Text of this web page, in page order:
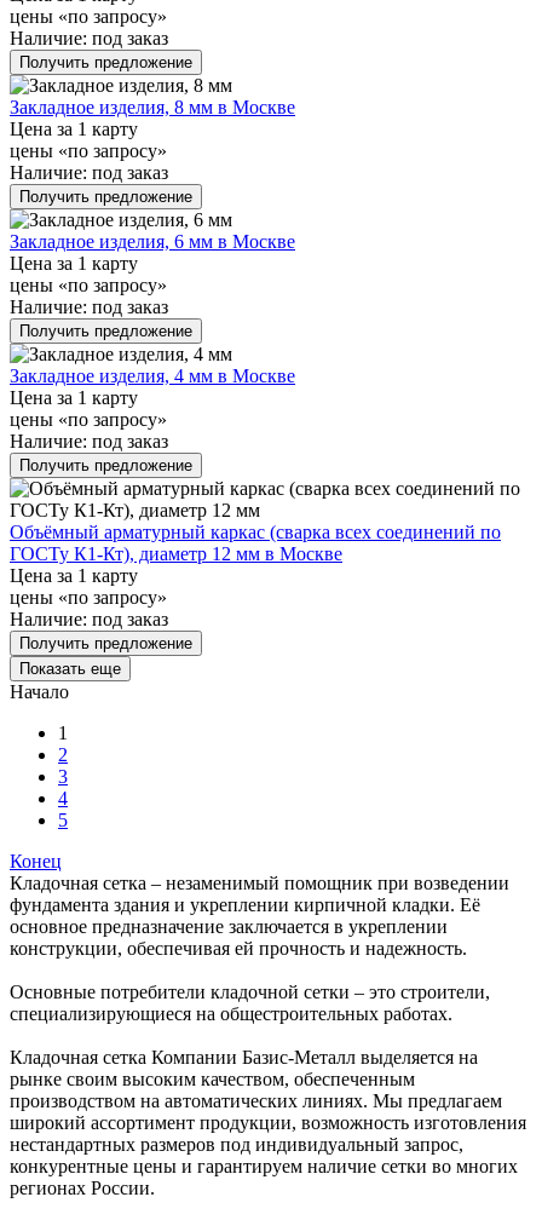
цены «по запросу»
Наличие: под заказ
Получить предложение
Закладное изделия, 8 мм в Москве
Цена за 1 карту
цены «по запросу»
Наличие: под заказ
Получить предложение
Закладное изделия, 6 мм в Москве
Цена за 1 карту
цены «по запросу»
Наличие: под заказ
Получить предложение
Закладное изделия, 4 мм в Москве
Цена за 1 карту
цены «по запросу»
Наличие: под заказ
Получить предложение
Объёмный арматурный каркас (сварка всех соединений по
ГОСТу К1-Кт), диаметр 12 мм в Москве
Цена за 1 карту
цены «по запросу»
Наличие: под заказ
Получить предложение
Показать еще
Начало
1
2
3
4
5
Конец
Кладочная сетка – незаменимый помощник при возведении
фундамента здания и укреплении кирпичной кладки. Её
основное предназначение заключается в укреплении
конструкции, обеспечивая ей прочность и надежность.
Основные потребители кладочной сетки – это строители,
специализирующиеся на общестроительных работах.
Кладочная сетка Компании Базис-Металл выделяется на
рынке своим высоким качеством, обеспеченным
производством на автоматических линиях. Мы предлагаем
широкий ассортимент продукции, возможность изготовления
нестандартных размеров под индивидуальный запрос,
конкурентные цены и гарантируем наличие сетки во многих
регионах России.